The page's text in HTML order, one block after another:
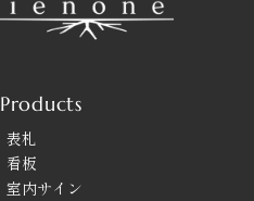
Products
表札
看板
室内サイン